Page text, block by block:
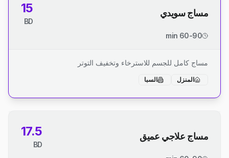
مساج سويدي 15
BD
60-90 min
مساج كامل للجسم للاسترخاء وتخفيف التوتر
المنزل السبا
مساج علاجي عميق 17.5
BD